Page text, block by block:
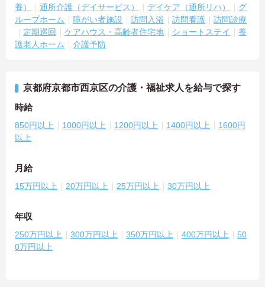
養）
通所介護（デイサービス） デイケア（通所リハ）
グ
ループホーム
障がい者施設 訪問入浴 訪問看護
訪問診療
定期巡回
ケアハウス・高齢者住宅地 ショートステイ
養
護老人ホーム
介護予防
京都府京都市西京区の介護・福祉求人を給与で探す
時給
850円以上 1000円以上 1200円以上 1400円以上
1600円
以上
月給
15万円以上 20万円以上 25万円以上 30万円以上
年収
250万円以上 300万円以上 350万円以上 400万円以上
50
0万円以上